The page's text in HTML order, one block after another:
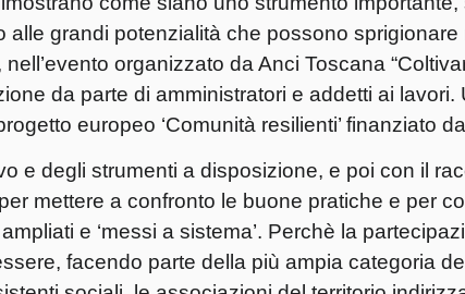
grandi potenzialità che possono sprigionare
organizzato da Anci Toscana
da parte di amministratori e addetti ai lavori.
europeo ‘Comunità resilienti’ finanziato
e degli strumenti a disposizione, e poi con il
mettere a confronto le buone pratiche e per
e ‘messi a sistema’. Perchè la
facendo parte della più ampia categoria